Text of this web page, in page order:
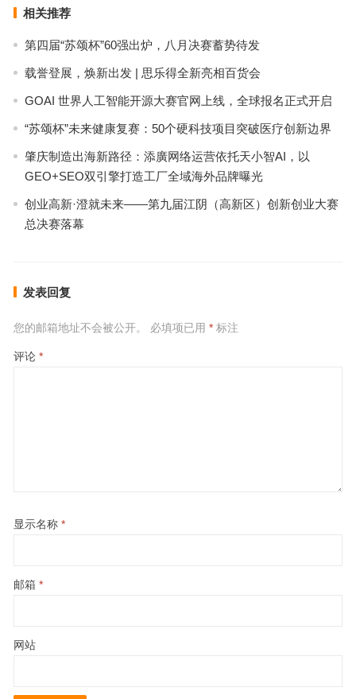
相关推荐
第四届“苏颂杯”60强出炉，八月决赛蓄势待发
载誉登展，焕新出发 | 思乐得全新亮相百货会
GOAI 世界人工智能开源大赛官网上线，全球报名正式开启
“苏颂杯”未来健康复赛：50个硬科技项目突破医疗创新边界
肇庆制造出海新路径：添廣网络运营依托天小智AI，以
GEO+SEO双引擎打造工厂全域海外品牌曝光
创业高新·澄就未来——第九届江阴（高新区）创新创业大赛
总决赛落幕
发表回复
您的邮箱地址不会被公开。 必填项已用 *标注
评论 *
显示名称 *
邮箱 *
网站